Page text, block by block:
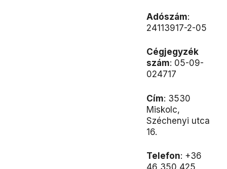
Adószám:
24113917-2-05
Cégjegyzék
szám: 05-09-
024717
Cím: 3530
Miskolc,
Széchenyi utca
16.
Telefon: +36
46 350 425